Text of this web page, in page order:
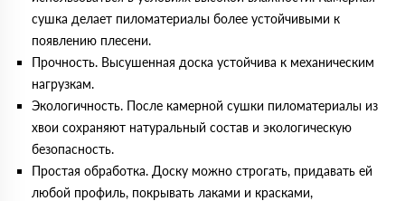
сушка делает пиломатериалы более устойчивыми к
появлению плесени.
Прочность. Высушенная доска устойчива к механическим
нагрузкам.
Экологичность. После камерной сушки пиломатериалы из
хвои сохраняют натуральный состав и экологическую
безопасность.
Простая обработка. Доску можно строгать, придавать ей
любой профиль, покрывать лаками и красками,